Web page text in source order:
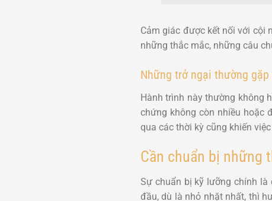
Cảm giác được kết nối với cội
những thắc mắc, những câu
Những trở ngại thường
Hành trình này thường không
chứng không còn nhiều hoặc
qua các thời kỳ cũng khiến
Cần chuẩn bị những
Sự chuẩn bị kỹ lưỡng chính là
đầu, dù là nhỏ nhặt nhất, thì